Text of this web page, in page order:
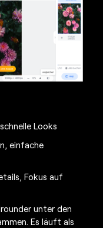
Looks
einfache
Fokus auf
unter den
. Es läuft als